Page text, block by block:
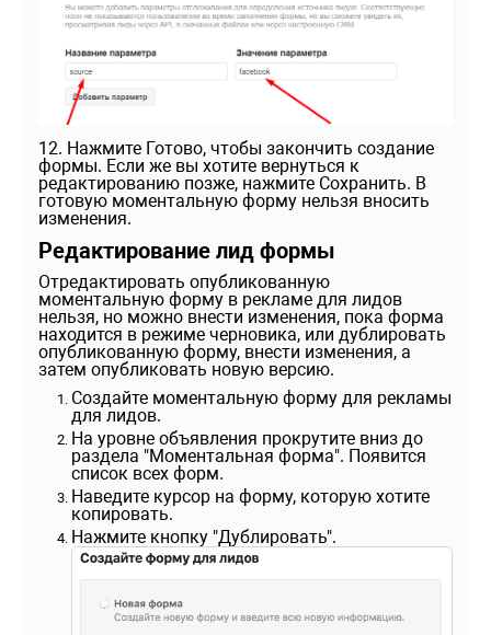
12. Нажмите Готово, чтобы закончить создание
формы. Если же вы хотите вернуться к
редактированию позже, нажмите Сохранить. В
готовую моментальную форму нельзя вносить
изменения.
Редактирование лид формы
Отредактировать опубликованную
моментальную форму в рекламе для лидов
нельзя, но можно внести изменения, пока форма
находится в режиме черновика, или дублировать
опубликованную форму, внести изменения, а
затем опубликовать новую версию.
Создайте моментальную форму для рекламы
для лидов.
На уровне объявления прокрутите вниз до
раздела "Моментальная форма". Появится
список всех форм.
Наведите курсор на форму, которую хотите
копировать.
Нажмите кнопку "Дублировать".